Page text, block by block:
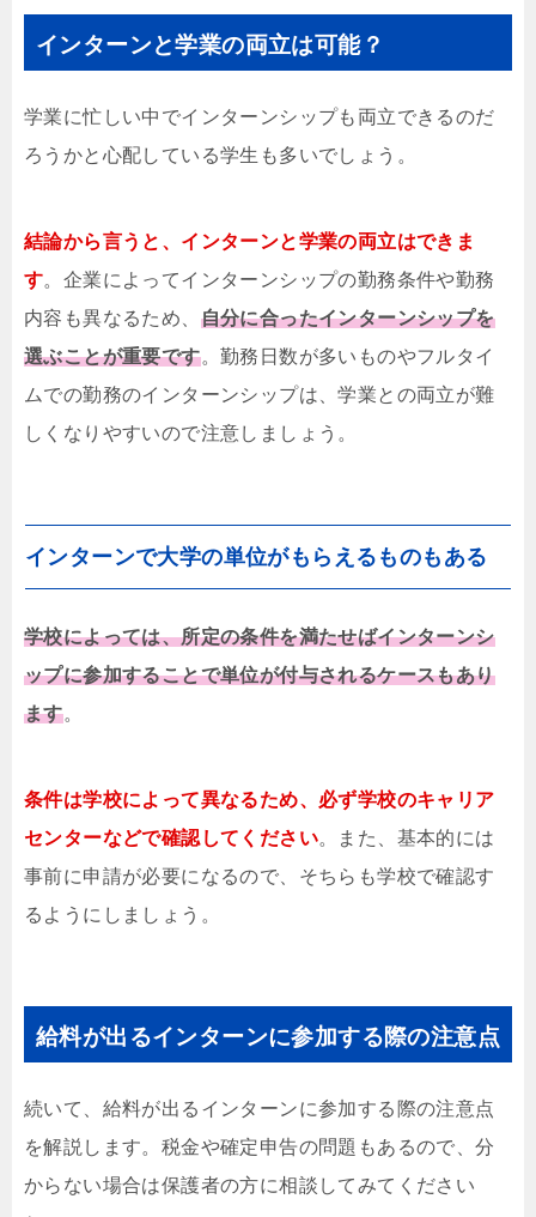
インターンと学業の両立は可能？
学業に忙しい中でインターンシップも両立できるのだ
ろうかと心配している学生も多いでしょう。
結論から言うと、インターンと学業の両立はできま
す。企業によってインターンシップの勤務条件や勤務
内容も異なるため、 自分に合ったインターンシップを
選ぶことが重要です。勤務日数が多いものやフルタイ
ムでの勤務のインターンシップは、学業との両立が難
しくなりやすいので注意しましょう。
インターンで大学の単位がもらえるものもある
学校によっては、所定の条件を満たせばインターンシ
ップに参加することで単位が付与されるケースもあり
ます。
条件は学校によって異なるため、必ず学校のキャリア
センターなどで確認してください。また、基本的には
事前に申請が必要になるので、そちらも学校で確認す
るようにしましょう。
給料が出るインターンに参加する際の注意点
続いて、給料が出るインターンに参加する際の注意点
を解説します。税金や確定申告の問題もあるので、分
からない場合は保護者の方に相談してみてください